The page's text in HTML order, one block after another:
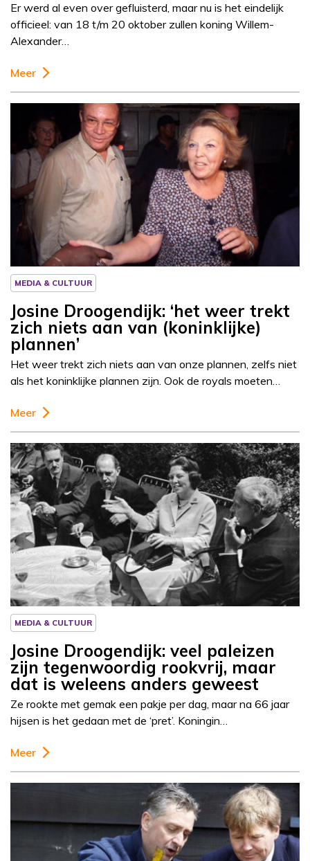
Er werd al even over gefluisterd, maar nu is het eindelijk
officieel: van 18 t/m 20 oktober zullen koning Willem-
Alexander…
Meer
Column
Josine Droogendijk
MEDIA & CULTUUR
Josine Droogendijk: ‘het weer trekt
zich niets aan van (koninklijke)
plannen’
Het weer trekt zich niets aan van onze plannen, zelfs niet
als het koninklijke plannen zijn. Ook de royals moeten…
Meer
Column
Josine Droogendijk
MEDIA & CULTUUR
Josine Droogendijk: veel paleizen
zijn tegenwoordig rookvrij, maar
dat is weleens anders geweest
Ze rookte met gemak een pakje per dag, maar na 66 jaar
hijsen is het gedaan met de ‘pret’. Koningin…
Meer